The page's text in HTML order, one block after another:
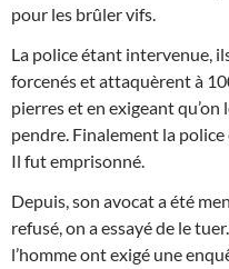
pour les brûler vifs.
La police étant intervenue,
forcenés et attaquèrent à
pierres et en exigeant
pendre. Finalement la
Il fut emprisonné.
Depuis, son avocat a été
refusé, on a essayé de le
l’homme ont exigé une